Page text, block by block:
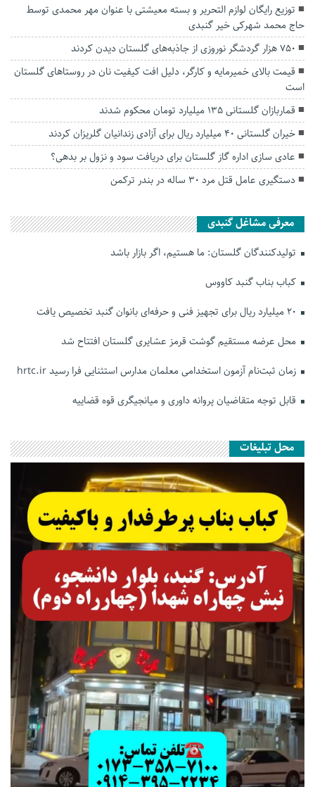
توزیع رایگان لوازم التحریر و بسته معیشتی با عنوان مهر‌ محمدی توسط
حاج محمد شهرکی خیر گنبدی
۷۵۰ هزار گردشگر نوروزی از جاذبه‌های گلستان دیدن کردند
قیمت بالای خمیرمایه و کارگر، دلیل افت کیفیت نان در روستاهای گلستان
است
قماربازان گلستانی ۱۳۵ میلیارد تومان محکوم شدند
خیران گلستانی ۴۰ میلیارد ریال برای آزادی زندانیان گلریزان کردند
عادی سازی اداره گاز گلستان برای دریافت سود و نزول بر بدهی؟
دستگیری عامل قتل مرد ۳۰ ساله در بندر ترکمن
معرفی مشاغل گنبدی
تولیدکنندگان گلستان: ما هستیم، اگر بازار باشد
کباب بناب گنبد کاووس
محل عرضه مستقیم گوشت قرمز عشایری گلستان افتتاح شد
زمان ثبت‌نام آزمون استخدامی معلمان مدارس استثنایی فرا رسید hrtc.ir
قابل توجه متقاضیان پروانه داوری و میانجیگری قوه قضاییه
محل تبلیغات